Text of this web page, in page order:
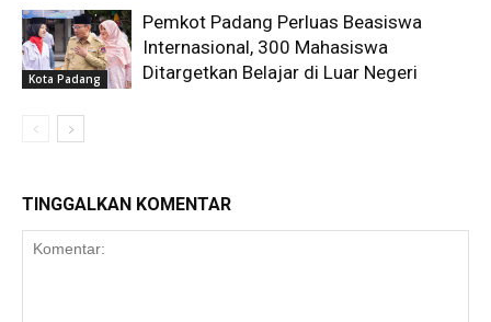
Kota Padang
Pemkot Padang Perluas Beasiswa
Internasional, 300 Mahasiswa
Ditargetkan Belajar di Luar Negeri
TINGGALKAN KOMENTAR